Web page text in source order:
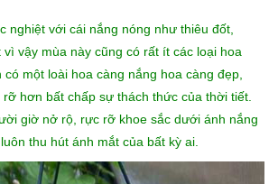
nghiệt với cái nắng nóng như thiêu đốt,
vậy mùa này cũng có rất ít các loại hoa
có một loài hoa càng nắng hoa càng đẹp,
hơn bất chấp sự thách thức của thời tiết.
giờ nở rộ, rực rỡ khoe sắc dưới ánh nắng
thu hút ánh mắt của bất kỳ ai.